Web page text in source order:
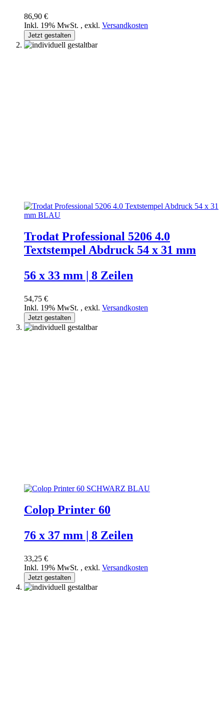
86,90 €
Inkl. 19% MwSt. , exkl. Versandkosten
Jetzt gestalten
Trodat Professional 5206 4.0
Textstempel Abdruck 54 x 31 mm
56 x 33 mm | 8 Zeilen
54,75 €
Inkl. 19% MwSt. , exkl. Versandkosten
Jetzt gestalten
Colop Printer 60
76 x 37 mm | 8 Zeilen
33,25 €
Inkl. 19% MwSt. , exkl. Versandkosten
Jetzt gestalten